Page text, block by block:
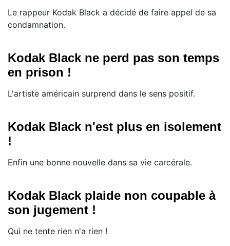
Le rappeur Kodak Black a décidé de faire appel de sa
condamnation.
Kodak Black ne perd pas son temps
en prison !
L'artiste américain surprend dans le sens positif.
Kodak Black n'est plus en isolement
!
Enfin une bonne nouvelle dans sa vie carcérale.
Kodak Black plaide non coupable à
son jugement !
Qui ne tente rien n'a rien !